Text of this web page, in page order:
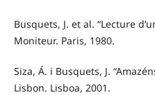
Busquets, J. et al. “Lecture
Moniteur. Paris, 1980.
Siza, Á. i Busquets, J.
Lisbon. Lisboa, 2001.